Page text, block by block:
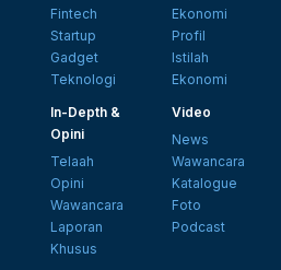
Fintech
Startup
Gadget
Teknologi
Ekonomi
Profil
Istilah
Ekonomi
In-Depth &
Opini
Telaah
Opini
Wawancara
Laporan
Khusus
Video
News
Wawancara
Katalogue
Foto
Podcast